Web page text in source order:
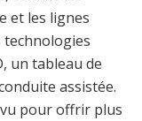
et les lignes
technologies
un tableau de
assistée.
pour offrir plus